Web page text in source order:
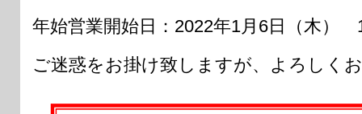
年始営業開始日：2022年1月6日（木）
ご迷惑をお掛け致しますが、よろしく